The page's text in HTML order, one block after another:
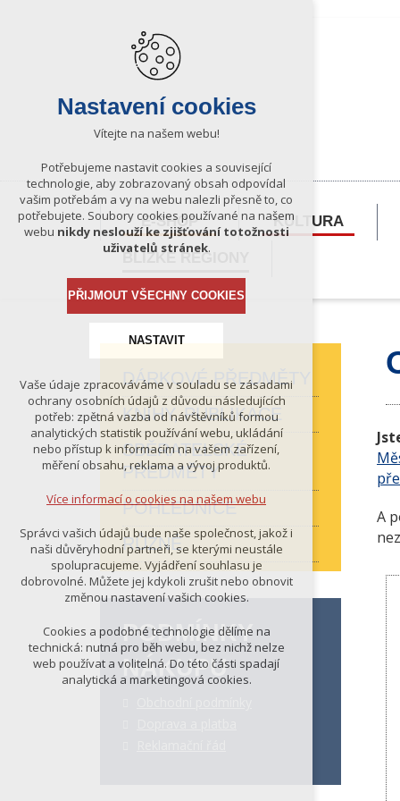
E-SHOP KULTURA
BLÍZKÉ REGIONY
A
DÁRKOVÉ PŘEDMĚTY
KNIHY, PUBLIKACE
SBĚRATELSKÉ
PŘEDMĚTY
POHLEDNICE
RŮZNÉ
PODMÍNKY
NÁKUPU
Nastavení cookies
Vítejte na našem webu!
Potřebujeme nastavit cookies a související
technologie, aby zobrazovaný obsah odpovídal
vašim potřebám a vy na webu nalezli přesně to, co
potřebujete. Soubory cookies používané na našem
webu nikdy neslouží ke zjišťování totožnosti
uživatelů stránek.
PŘIJMOUT VŠECHNY COOKIES
NASTAVIT
Technická cookies
nutná pro provozování webu
udržení kontextu stránek (session):
případná přihlášení, volby jazyka, apod.
Volitelná cookies
analytická pro anonymizované
vyhodnocení návštěvnosti
marketingová cookies (Google)
Více informací o cookies na našem webu
ODMÍTNOUT VŠE
Vaše údaje zpracováváme v souladu se zásadami
ochrany osobních údajů z důvodu následujících
potřeb: zpětná vazba od návštěvníků formou
analytických statistik používání webu, ukládání
nebo přístup k informacím na vašem zařízení,
měření obsahu, reklama a vývoj produktů.
Více informací o cookies na našem webu
Správci vašich údajů bude naše společnost, jakož i
naši důvěryhodní partneři, se kterými neustále
spolupracujeme. Vyjádření souhlasu je
dobrovolné. Můžete jej kdykoli zrušit nebo obnovit
změnou nastavení vašich cookies.
Cookies a podobné technologie dělíme na
technická: nutná pro běh webu, bez nichž nelze
web používat a volitelná. Do této části spadají
analytická a marketingová cookies.